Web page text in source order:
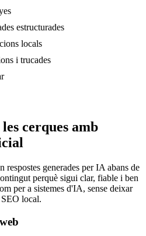
estructurades
locals
i trucades
cerques amb
respostes generades per IA abans de
perquè sigui clar, fiable i ben
per a sistemes d'IA, sense deixar
local.